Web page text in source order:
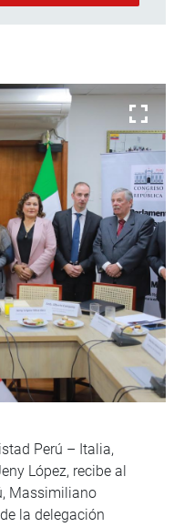
Perú – Italia,
López, recibe al
Massimiliano
la delegación